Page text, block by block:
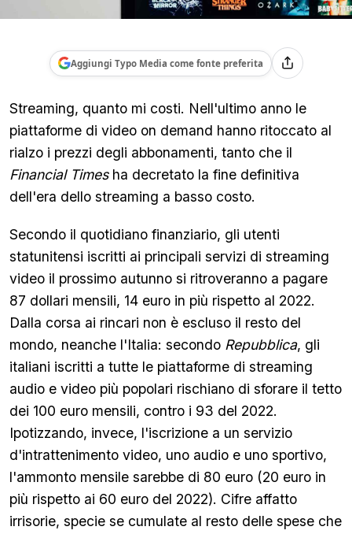
Aggiungi Typo Media come fonte preferita
Streaming, quanto mi costi. Nell'ultimo anno le
piattaforme di video on demand hanno ritoccato al
rialzo i prezzi degli abbonamenti, tanto che il
Financial Timesha decretato la fine definitiva
dell'era dello streaming a basso costo.
Secondo il quotidiano finanziario, gli utenti
statunitensi iscritti ai principali servizi di streaming
video il prossimo autunno si ritroveranno a pagare
87 dollari mensili, 14 euro in più rispetto al 2022.
Dalla corsa ai rincari non è escluso il resto del
mondo, neanche l'Italia: secondo Repubblica, gli
italiani iscritti a tutte le piattaforme di streaming
audio e video più popolari rischiano di sforare il tetto
dei 100 euro mensili, contro i 93 del 2022.
Ipotizzando, invece, l'iscrizione a un servizio
d'intrattenimento video, uno audio e uno sportivo,
l'ammonto mensile sarebbe di 80 euro (20 euro in
più rispetto ai 60 euro del 2022). Cifre affatto
irrisorie, specie se cumulate al resto delle spese che